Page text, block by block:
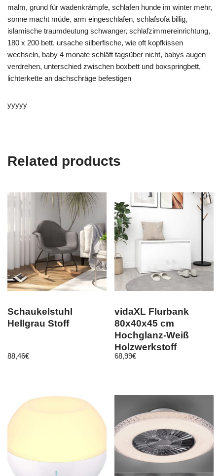
malm, grund für wadenkrämpfe, schlafen hunde im winter mehr,
sonne macht müde, arm eingeschlafen, schlafsofa billig,
islamische traumdeutung schwanger, schlafzimmereinrichtung,
180 x 200 bett, ursache silberfische, wie oft kopfkissen
wechseln, baby 4 monate schläft tagsüber nicht, babys augen
verdrehen, unterschied zwischen boxbett und boxspringbett,
lichterkette an dachschräge befestigen
yyyyy
Related products
Schaukelstuhl
Hellgrau Stoff
88,46€
vidaXL Flurbank
80x40x45 cm
Hochglanz-Weiß
Holzwerkstoff
68,99€